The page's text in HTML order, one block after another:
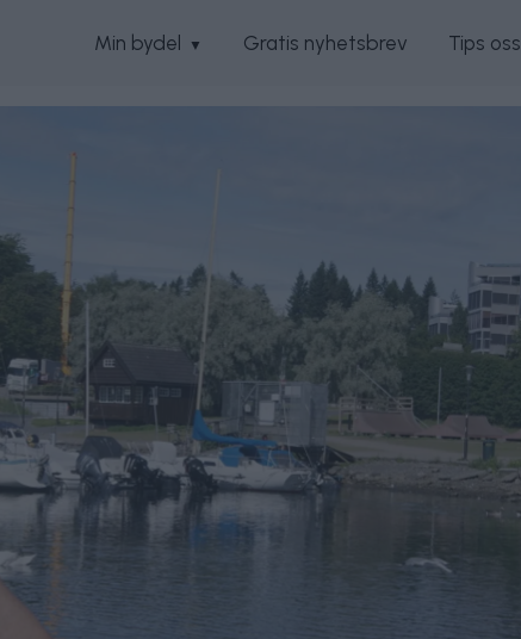
Min bydel Gratis nyhetsbrev Tips oss